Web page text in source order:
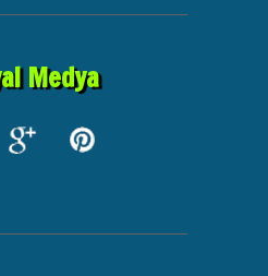
Medya